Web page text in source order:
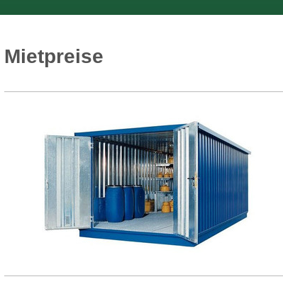
Mietpreise